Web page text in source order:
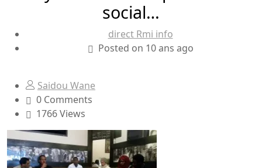
social…
direct Rmi info
Posted on 10 ans ago
Saidou Wane
0 Comments
1766 Views